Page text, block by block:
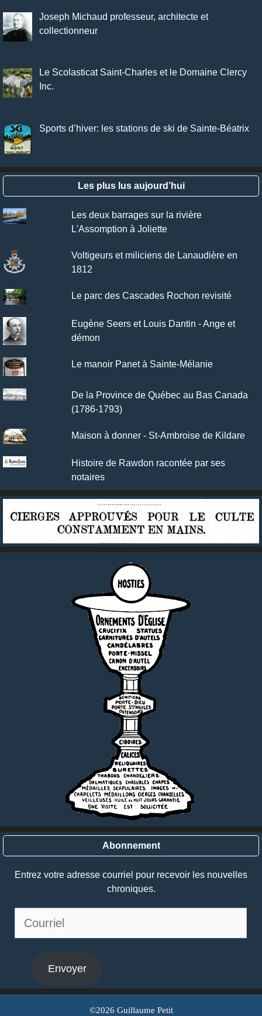
Joseph Michaud professeur, architecte et
collectionneur
Le Scolasticat Saint-Charles et le Domaine Clercy
Inc.
Sports d’hiver: les stations de ski de Sainte-Béatrix
Les plus lus aujourd’hui
Les deux barrages sur la rivière
L'Assomption à Joliette
Voltigeurs et miliciens de Lanaudière en
1812
Le parc des Cascades Rochon revisité
Eugène Seers et Louis Dantin - Ange et
démon
Le manoir Panet à Sainte-Mélanie
De la Province de Québec au Bas Canada
(1786-1793)
Maison à donner - St-Ambroise de Kildare
Histoire de Rawdon racontée par ses
notaires
Abonnement
Entrez votre adresse courriel pour recevoir les nouvelles
chroniques.
Envoyer
©2026 Guillaume Petit